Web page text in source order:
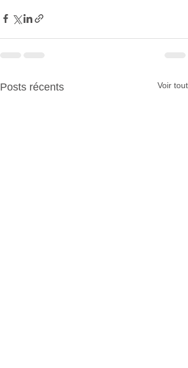
Posts récents Voir tout